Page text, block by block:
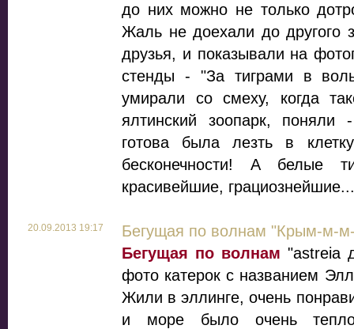
до них можно не только
Жаль не доехали до другого
друзья, и показывали на
стенды - "За тиграми в
умирали со смеху, когда
ялтинский зоопарк, поняли
готова была лезть в
бесконечности! А белые
красивейшие,
20.09.2013 19:17
Бегущая по волнам "Крым-м-
Бегущая по волнам "astreia
фото катерок с названием
Жили в эллинге, очень
и море было очень